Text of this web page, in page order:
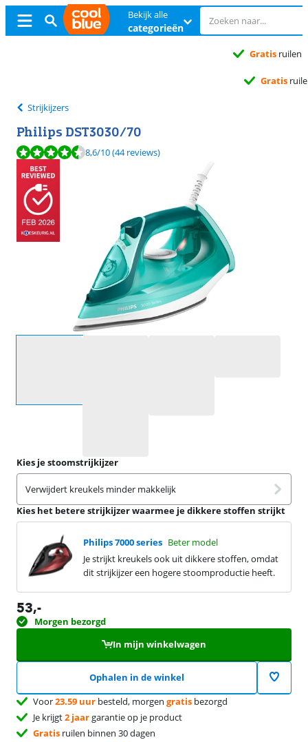
Bekijk alle
categorieën
Strijkijzers
Philips DST3030/70
Beoordeling is 8,6 van de 10, gebaseerd op 44 reviews.
8,6/10(44 reviews)
Kies je stoomstrijkijzer
Verwijdert kreukels minder makkelijk
Kies het betere strijkijzer waarmee je dikkere stoffen strijkt
Philips 7000 series Beter model
Je strijkt kreukels ook uit dikkere stoffen, omdat
dit strijkijzer een hogere stoomproductie heeft.
53,-
Morgen bezorgd
In mijn winkelwagen
Ophalen in de winkel
Voor23.59 uur besteld, morgen gratis bezorgd
Je krijgt2 jaargarantie op je product
Gratis ruilen binnen 30 dagen